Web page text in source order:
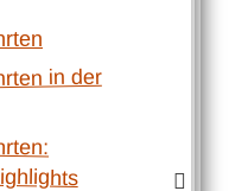
in der